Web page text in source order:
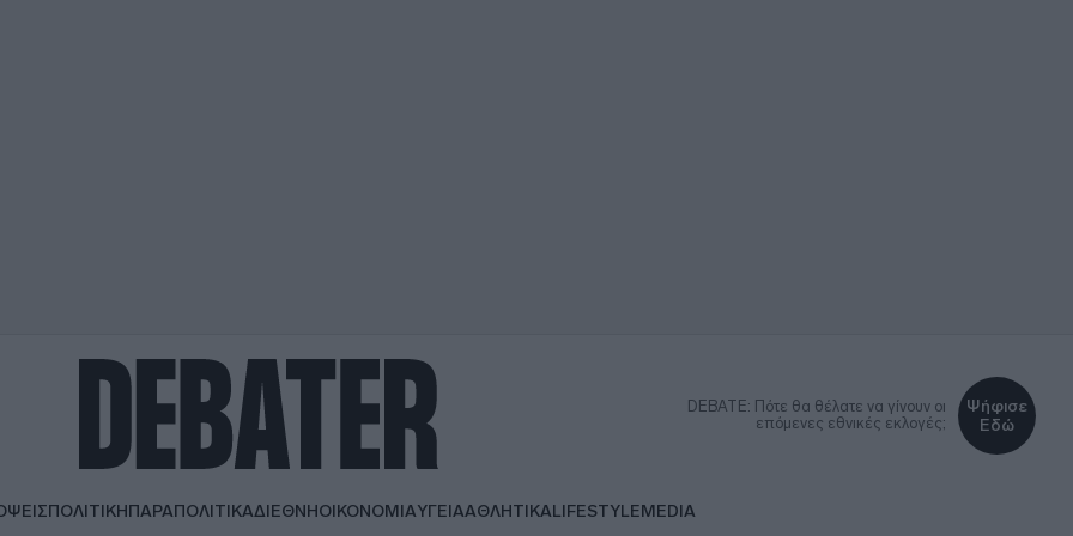
DEBATE: Πότε θα θέλατε να γίνουν οι
επόμενες εθνικές εκλογές;
Ψήφισε
Εδώ
ΠΟΛΙΤΙΚΗΠΑΡΑΠΟΛΙΤΙΚΑΔΙΕΘΝΗΟΙΚΟΝΟΜΙΑΥΓΕΙΑΑΘΛΗΤΙΚΑLIFESTYLEMEDIA